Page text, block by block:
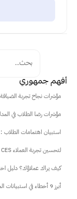
بحث...
أفهم جمهوري
مؤشرات نجاح تجربة
مؤشرات رضا الطلاب في المدارس: أهم 10
استبيان اهتمامات الطلاب
كيف تختار بين CSAT و NPS و CES لتحسين تجربة العملاء
كيف يراك عملاؤك؟ دليل
أبرز 9 أخطاء في استبيانات المتاجر الإلكترونية تؤدي لقرارات خاطئة